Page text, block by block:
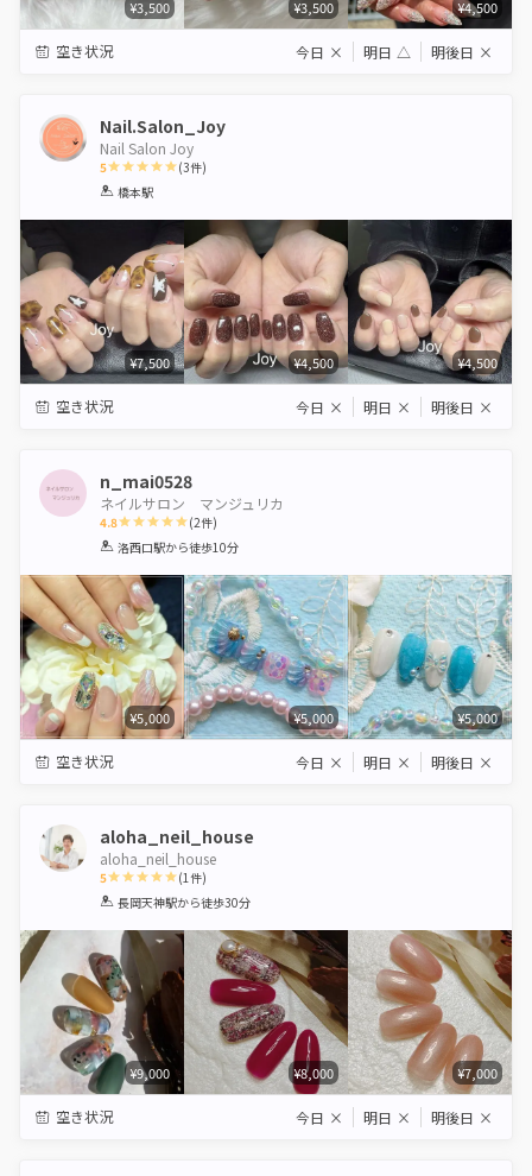
¥3,500 ¥3,500 ¥4,500
空き状況 今日 × 明日 △ 明後日 ×
Nail.Salon_Joy
Nail Salon Joy
5
1 2 3 4
(3件)
橋本駅
¥7,500 ¥4,500 ¥4,500
空き状況 今日 × 明日 × 明後日 ×
n_mai0528
ネイルサロン マンジュリカ
4.8
1 2 3 4 5
(2件)
洛西口駅から徒歩10分
¥5,000 ¥5,000 ¥5,000
空き状況 今日 × 明日 × 明後日 ×
aloha_neil_house
aloha_neil_house
5
1 2 3 4 5
(1件)
長岡天神駅から徒歩30分
¥9,000 ¥8,000 ¥7,000
空き状況 今日 × 明日 × 明後日 ×